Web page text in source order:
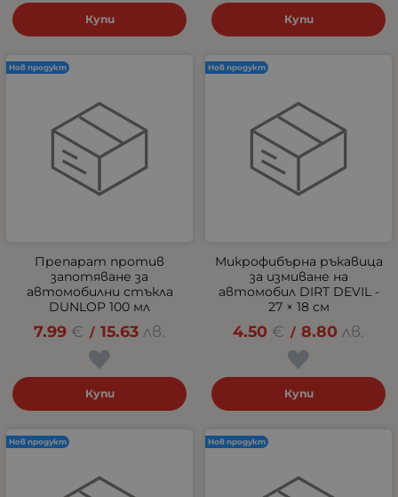
Купи Купи
Препарат против
запотяване за
автомобилни стъкла
DUNLOP 100 мл
7.99 € / 15.63 лв.
Купи
Нов продукт
Микрофибърна ръкавица
за измиване на
автомобил DIRT DEVIL -
27 × 18 см
4.50 € / 8.80 лв.
Купи
Нов продукт
Нов продукт Нов продукт